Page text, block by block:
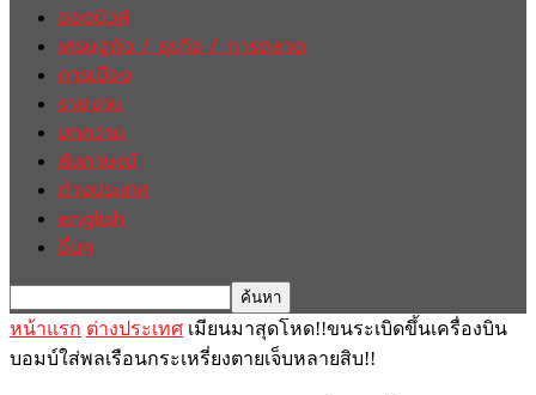
ฮอตนิวส์
เศรษฐกิจ / ธุรกิจ / การตลาด
การเมือง
รายงาน
บทความ
สัมภาษณ์
ต่างประเทศ
english
อื่นๆ
หน้าแรก ต่างประเทศ เมียนมาสุดโหด!!ขนระเบิดขึ้นเครื่องบิน
บอมบ์ใส่พลเรือนกระเหรี่ยงตายเจ็บหลายสิบ!!